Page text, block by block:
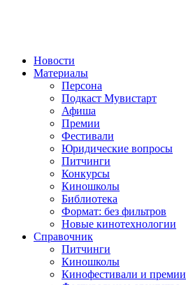
Новости
Материалы
Персона
Подкаст Мувистарт
Афиша
Премии
Фестивали
Юридические вопросы
Питчинги
Конкурсы
Киношколы
Библиотека
Формат: без фильтров
Новые кинотехнологии
Справочник
Питчинги
Киношколы
Кинофестивали и премии